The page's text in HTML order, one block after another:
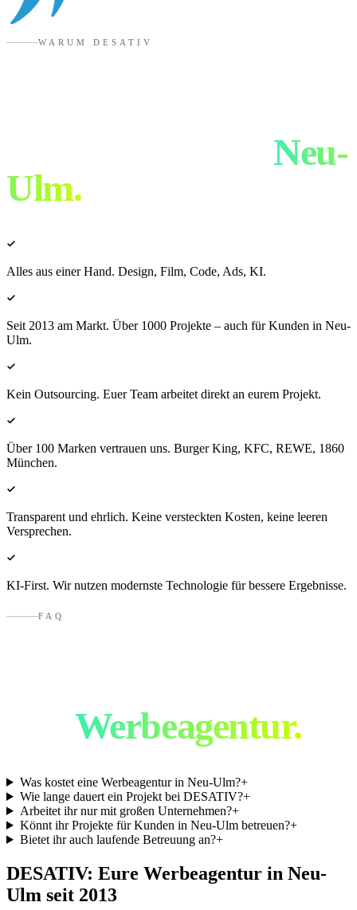
WARUM DESATIV
Neu-
Ulm.
Alles aus einer Hand. Design, Film, Code, Ads, KI.
Seit 2013 am Markt. Über 1000 Projekte – auch für Kunden in Neu-
Ulm.
Kein Outsourcing. Euer Team arbeitet direkt an eurem Projekt.
Über 100 Marken vertrauen uns. Burger King, KFC, REWE, 1860
München.
Transparent und ehrlich. Keine versteckten Kosten, keine leeren
Versprechen.
KI-First. Wir nutzen modernste Technologie für bessere Ergebnisse.
FAQ
Werbeagentur.
Was kostet eine Werbeagentur in Neu-Ulm?+
Wie lange dauert ein Projekt bei DESATIV?+
Arbeitet ihr nur mit großen Unternehmen?+
Könnt ihr Projekte für Kunden in Neu-Ulm betreuen?+
Bietet ihr auch laufende Betreuung an?+
DESATIV: Eure Werbeagentur in Neu-
Ulm seit 2013